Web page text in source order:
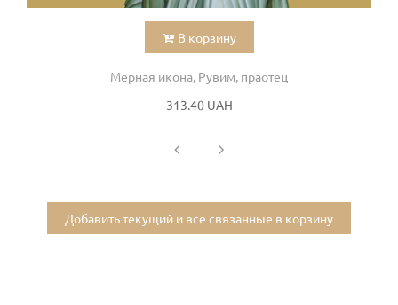
В корзину
Мерная икона, Рувим, праотец
313.40 UAH
Добавить текущий и все связанные в корзину